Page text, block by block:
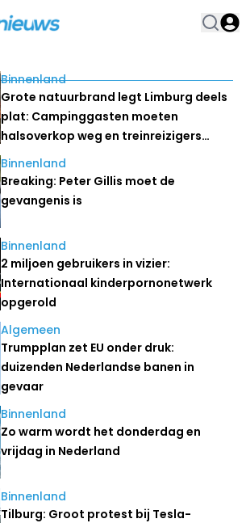
Binnenland
Grote natuurbrand legt Limburg deels
plat: Campinggasten moeten
halsoverkop weg en treinreizigers
stranden
Binnenland
Breaking: Peter Gillis moet de
gevangenis is
Binnenland
2 miljoen gebruikers in vizier:
Internationaal kinderpornonetwerk
opgerold
Algemeen
Trumpplan zet EU onder druk:
duizenden Nederlandse banen in
gevaar
Binnenland
Zo warm wordt het donderdag en
vrijdag in Nederland
Binnenland
Tilburg: Groot protest bij Tesla-